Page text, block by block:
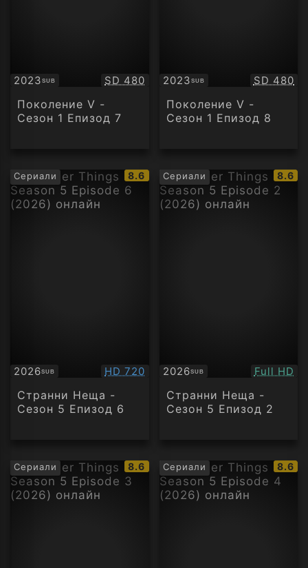
2023SUB
Субтитри Качество:
SD 480
Поколение V -
Сезон 1 Епизод 7
2023SUB
Субтитри SD 480
Поколение V -
Сезон 1 Епизод 8
Сериали
IMDb
рейтинг:
8.6
2026SUB
Субтитри Качество:
HD 720
Странни Неща -
Сезон 5 Епизод 6
Сериали
IMDb
8.6
2026SUB
Субтитри Full HD
Странни Неща -
Сезон 5 Епизод 2
Сериали
IMDb
рейтинг:
8.6 Сериали
IMDb
8.6